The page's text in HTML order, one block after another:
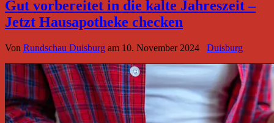
Gut vorbereitet in die kalte Jahreszeit –
Jetzt Hausapotheke checken
Von Rundschau Duisburg am 10. November 2024 Duisburg